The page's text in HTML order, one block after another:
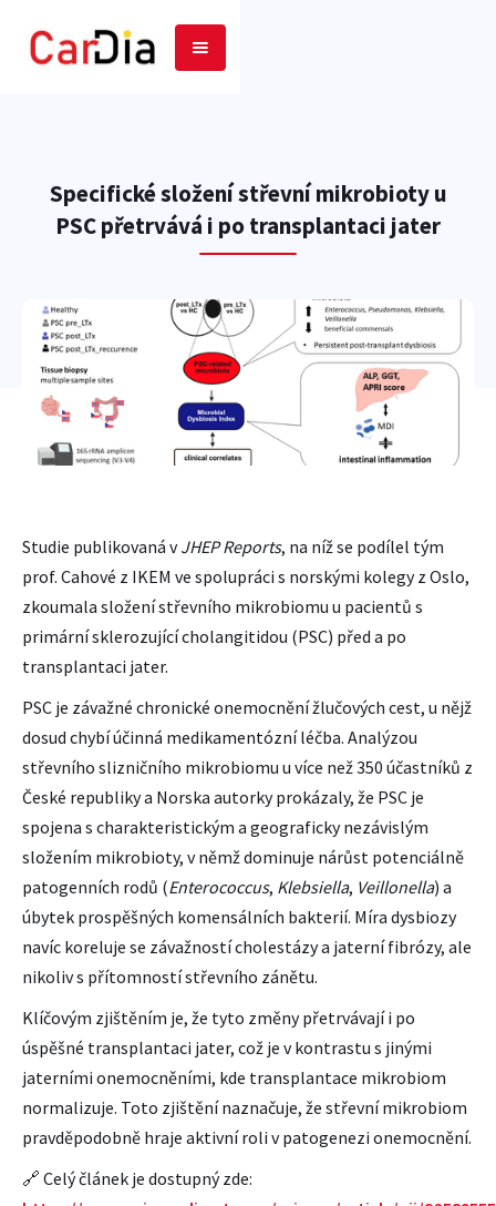
Specifické složení střevní mikrobioty u
PSC přetrvává i po transplantaci jater
Studie publikovaná vJHEP Reports, na níž se podílel tým
prof. Cahové z IKEM ve spolupráci s norskými kolegy z Oslo,
zkoumala složení střevního mikrobiomu u pacientů s
primární sklerozující cholangitidou (PSC) před a po
transplantaci jater.
PSC je závažné chronické onemocnění žlučových cest, u nějž
dosud chybí účinná medikamentózní léčba. Analýzou
střevního slizničního mikrobiomu u více než 350 účastníků z
České republiky a Norska autorky prokázaly, že PSC je
spojena s charakteristickým a geograficky nezávislým
složením mikrobioty, v němž dominuje nárůst potenciálně
patogenních rodů (Enterococcus, Klebsiella, Veillonella) a
úbytek prospěšných komensálních bakterií. Míra dysbiozy
navíc koreluje se závažností cholestázy a jaterní fibrózy, ale
nikoliv s přítomností střevního zánětu.
Klíčovým zjištěním je, že tyto změny přetrvávají i po
úspěšné transplantaci jater, což je v kontrastu s jinými
jaterními onemocněními, kde transplantace mikrobiom
normalizuje. Toto zjištění naznačuje, že střevní mikrobiom
pravděpodobně hraje aktivní roli v patogenezi onemocnění.
🔗 Celý článek je dostupný zde: